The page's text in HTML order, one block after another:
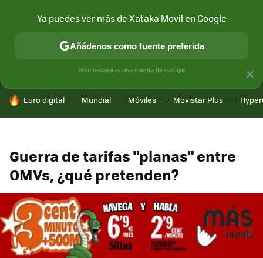
MÓVIL Y SOCIEDAD APLICACIONES
HOY SE HABLA DE
Euro digital Mundial Móviles Movistar Plus
Guerra de tarifas "planas" entre
OMVs, ¿qué pretenden?
×
Ya puedes ver más de Xataka Movil en Google
Añádenos como fuente preferida
Solo necesitas una cuenta de Google